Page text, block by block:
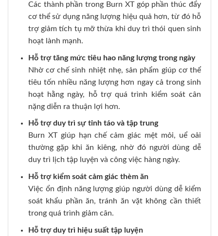
Các thành phần trong Burn XT góp phần thúc đẩy
cơ thể sử dụng năng lượng hiệu quả hơn, từ đó hỗ
trợ giảm tích tụ mỡ thừa khi duy trì thói quen sinh
hoạt lành mạnh.
Hỗ trợ tăng mức tiêu hao năng lượng trong ngày
Nhờ cơ chế sinh nhiệt nhẹ, sản phẩm giúp cơ thể
tiêu tốn nhiều năng lượng hơn ngay cả trong sinh
hoạt hằng ngày, hỗ trợ quá trình kiểm soát cân
nặng diễn ra thuận lợi hơn.
Hỗ trợ duy trì sự tỉnh táo và tập trung
Burn XT giúp hạn chế cảm giác mệt mỏi, uể oải
thường gặp khi ăn kiêng, nhờ đó người dùng dễ
duy trì lịch tập luyện và công việc hàng ngày.
Hỗ trợ kiểm soát cảm giác thèm ăn
Việc ổn định năng lượng giúp người dùng dễ kiểm
soát khẩu phần ăn, tránh ăn vặt không cần thiết
trong quá trình giảm cân.
Hỗ trợ duy trì hiệu suất tập luyện